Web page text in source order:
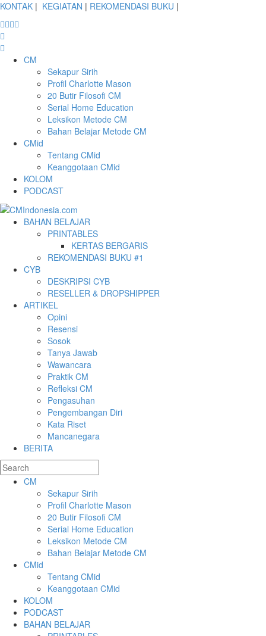
KONTAK | KEGIATAN | REKOMENDASI BUKU |
CM
Sekapur Sirih
Profil Charlotte Mason
20 Butir Filosofi CM
Serial Home Education
Leksikon Metode CM
Bahan Belajar Metode CM
CMid
Tentang CMid
Keanggotaan CMid
KOLOM
PODCAST
BAHAN BELAJAR
PRINTABLES
KERTAS BERGARIS
REKOMENDASI BUKU #1
CYB
DESKRIPSI CYB
RESELLER & DROPSHIPPER
ARTIKEL
Opini
Resensi
Sosok
Tanya Jawab
Wawancara
Praktik CM
Refleksi CM
Pengasuhan
Pengembangan Diri
Kata Riset
Mancanegara
BERITA
CM
Sekapur Sirih
Profil Charlotte Mason
20 Butir Filosofi CM
Serial Home Education
Leksikon Metode CM
Bahan Belajar Metode CM
CMid
Tentang CMid
Keanggotaan CMid
KOLOM
PODCAST
BAHAN BELAJAR